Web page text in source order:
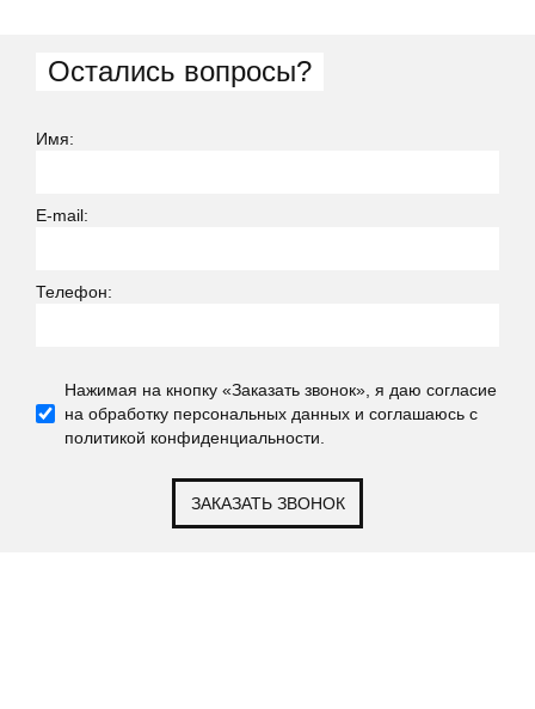
Остались вопросы?
Имя:
E-mail:
Телефон:
Нажимая на кнопку «Заказать звонок», я даю согласие
на обработку персональных данных и соглашаюсь c
политикой конфиденциальности.
ЗАКАЗАТЬ ЗВОНОК